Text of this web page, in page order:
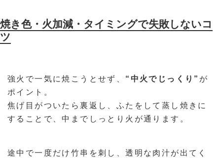
焼き色・火加減・タイミングで失敗しないコ
ツ
強火で一気に焼こうとせず、 “中火でじっくり” が
ポイント。
焦げ目がついたら裏返し、ふたをして蒸し焼きに
することで、中までしっとり火が通ります。
途中で一度だけ竹串を刺し、透明な肉汁が出てく